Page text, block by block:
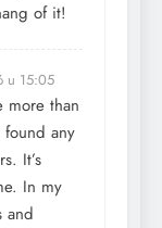
of it!
15:05
more than
any
It’s
In my
and